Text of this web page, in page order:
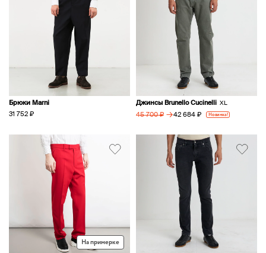
Брюки Marni
31 752 ₽
Джинсы Brunello Cucinelli XL
45 700 ₽ → 42 684 ₽ Новинка!
На примерке